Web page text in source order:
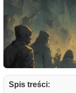
Spis treści: